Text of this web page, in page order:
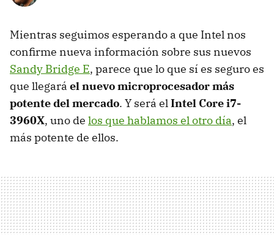
Mientras seguimos esperando a que Intel nos
confirme nueva información sobre sus nuevos
Sandy Bridge E, parece que lo que sí es seguro es
que llegará el nuevo microprocesador más
potente del mercado. Y será elIntel Core i7-
3960X, uno de los que hablamos el otro día, el
más potente de ellos.